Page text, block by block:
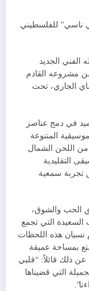
ناسي” للفلسطيني
الجديد
مشروعه القادم
من المقرر إصداره في 24 من ماي الجاري، تحت
في دمج عناصر
المتنوعة
من اللحن الشمال
التقليدية
تجربة سمعية
الحب والشوق،
التي تجمع
نسيان هذه اللحظات
بمساحة عميقة
ذلك قائلاً: “قلبي
التي قضيناها